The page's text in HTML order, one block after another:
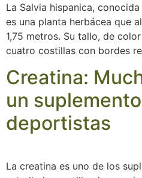
La Salvia hispanica,
es una planta herbácea que
1,75 metros. Su tallo, de
cuatro costillas con bordes
Creatina:
un
deportistas
La creatina es uno de los